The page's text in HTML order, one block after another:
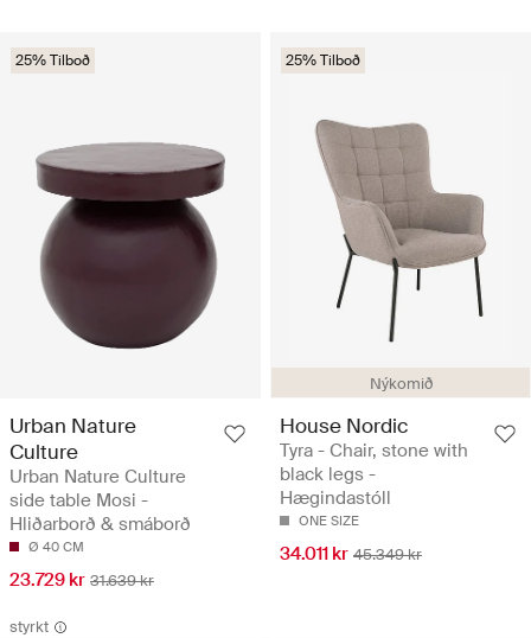
25% Tilboð
Urban Nature
Culture
Urban Nature Culture
side table Mosi -
Hliðarborð & smáborð
Ø 40 CM
23.729 kr 31.639 kr
Nýkomið
25% Tilboð
House Nordic
Tyra - Chair, stone with
black legs -
Hægindastóll
ONE SIZE
34.011 kr 45.349 kr
styrkt